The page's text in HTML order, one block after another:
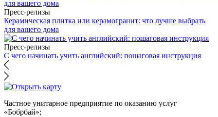
Пресс-релизы
Керамическая плитка или керамогранит: что лучше выбрать
для вашего дома
Пресс-релизы
С чего начинать учить английский: пошаговая инструкция
Частное унитарное предприятие по оказанию услуг
«Бобрбай»;